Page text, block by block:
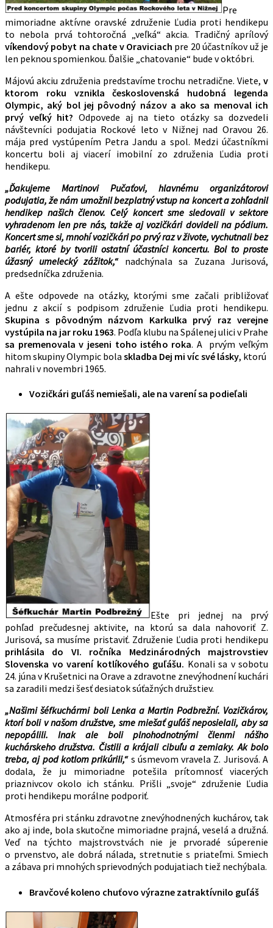
Pre
mimoriadne aktívne oravské združenie Ľudia proti hendikepu
to nebola prvá tohtoročná „veľká“ akcia. Tradičný aprílový
víkendový pobyt na chate v Oraviciach pre 20 účastníkov už je
len peknou spomienkou. Ďalšie „chatovanie“ bude v októbri.
Májovú akciu združenia predstavíme trochu netradične. Viete, v
ktorom roku vznikla československá hudobná legenda
Olympic, aký bol jej pôvodný názov a ako sa menoval ich
prvý veľký hit? Odpovede aj na tieto otázky sa dozvedeli
návštevníci podujatia Rockové leto v Nižnej nad Oravou 26.
mája pred vystúpením Petra Jandu a spol. Medzi účastníkmi
koncertu boli aj viacerí imobilní zo združenia Ľudia proti
hendikepu.
„Ďakujeme Martinovi Pučaťovi, hlavnému organizátorovi
podujatia, že nám umožnil bezplatný vstup na koncert a zohľadnil
hendikep našich členov. Celý koncert sme sledovali v sektore
vyhradenom len pre nás, takže aj vozičkári dovideli na pódium.
Koncert sme si, mnohí vozičkári po prvý raz v živote, vychutnali bez
bariér, ktoré by tvorili ostatní účastníci koncertu. Bol to proste
úžasný umelecký zážitok,“nadchýnala sa Zuzana Jurisová,
predsedníčka združenia.
A ešte odpovede na otázky, ktorými sme začali približovať
jednu z akcií s podpisom združenie Ľudia proti hendikepu.
Skupina s pôvodným názvom Karkulka prvý raz verejne
vystúpila na jar roku 1963. Podľa klubu na Spálenej ulici v Prahe
sa premenovala v jeseni toho istého roka. A prvým veľkým
hitom skupiny Olympic bola skladba Dej mi víc své lásky, ktorú
nahrali v novembri 1965.
Vozičkári guľáš nemiešali, ale na varení sa podieľali
Ešte pri jednej na prvý
pohľad prečudesnej aktivite, na ktorú sa dala nahovoriť Z.
Jurisová, sa musíme pristaviť. Združenie Ľudia proti hendikepu
prihlásila do VI. ročníka Medzinárodných majstrovstiev
Slovenska vo varení kotlíkového guľášu. Konali sa v sobotu
24. júna v Krušetnici na Orave a zdravotne znevýhodnení kuchári
sa zaradili medzi šesť desiatok súťažných družstiev.
„Našimi šéfkuchármi boli Lenka a Martin Podbrežní. Vozičkárov,
ktorí boli v našom družstve, sme miešať guľáš neposielali, aby sa
nepopálili. Inak ale boli plnohodnotnými členmi nášho
kuchárskeho družstva. Čistili a krájali cibuľu a zemiaky. Ak bolo
treba, aj pod kotlom prikúrili,“s úsmevom vravela Z. Jurisová. A
dodala, že ju mimoriadne potešila prítomnosť viacerých
priaznivcov okolo ich stánku. Prišli „svoje“ združenie Ľudia
proti hendikepu morálne podporiť.
Atmosféra pri stánku zdravotne znevýhodnených kuchárov, tak
ako aj inde, bola skutočne mimoriadne prajná, veselá a družná.
Veď na týchto majstrovstvách nie je prvoradé súperenie
o prvenstvo, ale dobrá nálada, stretnutie s priateľmi. Smiech
a zábava pri mnohých sprievodných podujatiach tiež nechýbala.
Bravčové koleno chuťovo výrazne zatraktívnilo guľáš